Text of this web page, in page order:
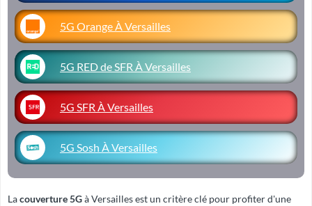
5G Orange À Versailles
5G RED de SFR À Versailles
5G SFR À Versailles
5G Sosh À Versailles
Lacouverture 5Gà Versailles est un critère clé pour profiter d'une